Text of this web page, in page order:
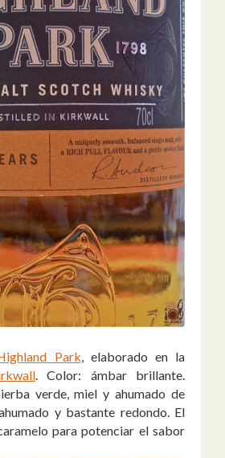
Park , elaborado en la
. Color: ámbar brillante.
verde, miel y ahumado de
y bastante redondo. El
para potenciar el sabor